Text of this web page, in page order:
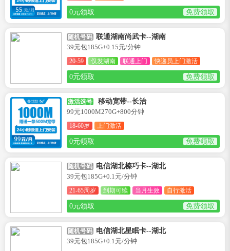
0元领取 免费领取
随机号码 联通湖南尚武卡--湖南
39元包185G+0.15元/分钟
20-59 仅发湖南 联通上门 快递员上门激活
0元领取 免费领取
激活选号
移动宽带--长治
99元1000M270G+800分钟
18-60岁 上门激活
0元领取 免费领取
随机号码 电信湖北榛巧卡--湖北
39元包185G+0.1元/分钟
21-65周岁 到期可续 当月生效 自行激活
0元领取 免费领取
随机号码 电信湖北星眠卡--湖北
39元包185G+0.1元/分钟